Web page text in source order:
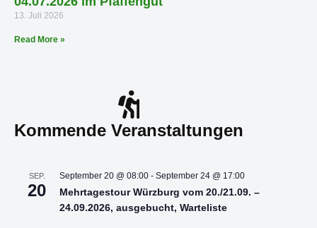
13. Juli 2026
Read More »
Kommende Veranstaltungen
SEP.
20
September 20 @ 08:00 - September 24 @ 17:00
Mehrtagestour Würzburg vom 20./21.09. –
24.09.2026, ausgebucht, Warteliste